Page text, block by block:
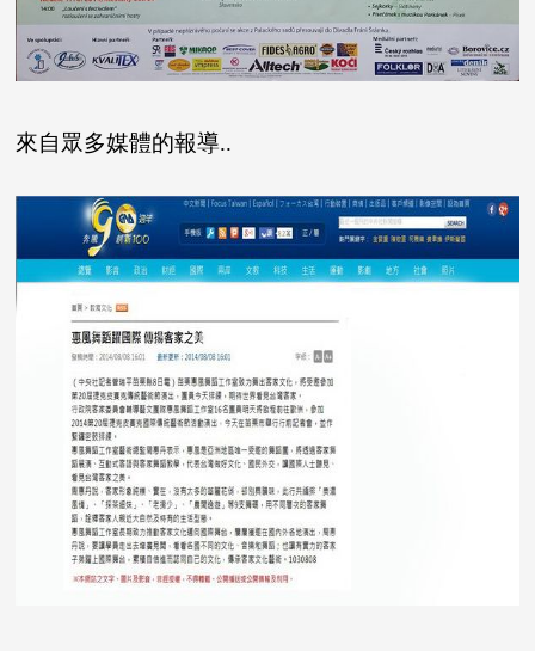
來自眾多媒體的報導..